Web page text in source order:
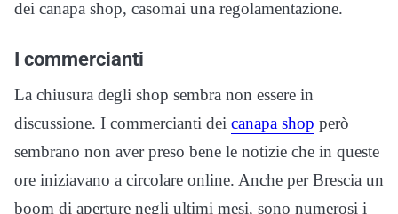
dei canapa shop, casomai una regolamentazione.
I commercianti
La chiusura degli shop sembra non essere in
discussione. I commercianti dei canapa shop però
sembrano non aver preso bene le notizie che in queste
ore iniziavano a circolare online. Anche per Brescia un
boom di aperture negli ultimi mesi, sono numerosi i